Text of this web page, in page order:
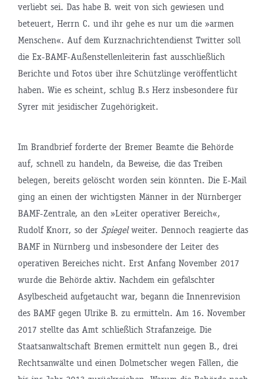
verliebt sei. Das habe B. weit von sich gewiesen und
beteuert, Herrn C. und ihr gehe es nur um die »armen
Menschen«. Auf dem Kurznachrichtendienst Twitter soll
die Ex-BAMF-Außenstellenleiterin fast ausschließlich
Berichte und Fotos über ihre Schützlinge veröffentlicht
haben. Wie es scheint, schlug B.s Herz insbesondere für
Syrer mit jesidischer Zugehörigkeit.
Im Brandbrief forderte der Bremer Beamte die Behörde
auf, schnell zu handeln, da Beweise, die das Treiben
belegen, bereits gelöscht worden sein könnten. Die E-Mail
ging an einen der wichtigsten Männer in der Nürnberger
BAMF-Zentrale, an den »Leiter operativer Bereich«,
Rudolf Knorr, so der Spiegelweiter. Dennoch reagierte das
BAMF in Nürnberg und insbesondere der Leiter des
operativen Bereiches nicht. Erst Anfang November 2017
wurde die Behörde aktiv. Nachdem ein gefälschter
Asylbescheid aufgetaucht war, begann die Innenrevision
des BAMF gegen Ulrike B. zu ermitteln. Am 16. November
2017 stellte das Amt schließlich Strafanzeige. Die
Staatsanwaltschaft Bremen ermittelt nun gegen B., drei
Rechtsanwälte und einen Dolmetscher wegen Fällen, die